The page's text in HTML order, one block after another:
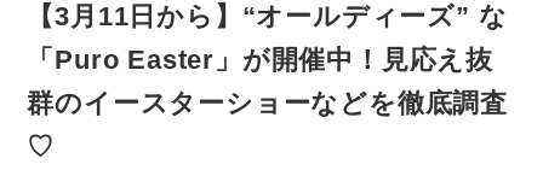
【3月11日から】“オールディーズ” な
「Puro Easter」が開催中！見応え抜
群のイースターショーなどを徹底調査
♡